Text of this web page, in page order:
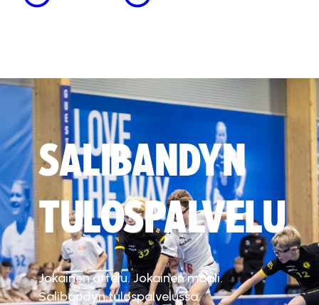
SALIBANDYN
TULOSPALVELU
Jokainen ottelu. Jokainen maali.
Salibandyn tulospalvelussa.